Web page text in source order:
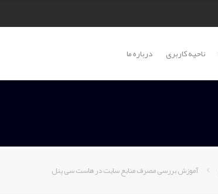
ناحیه کاربری درباره ما
آموزش بررسی مصرف منابع سایت در هاست سی پنل